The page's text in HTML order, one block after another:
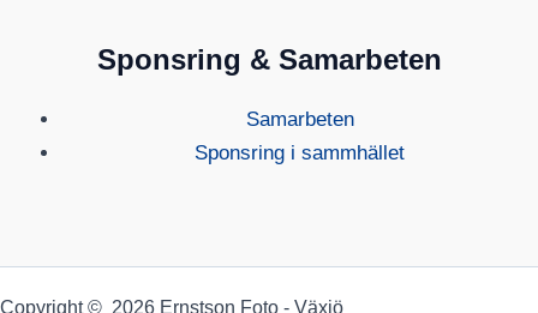
Sponsring & Samarbeten
Samarbeten
Sponsring i sammhället
Copyright © 2026 Ernstson Foto - Växjö